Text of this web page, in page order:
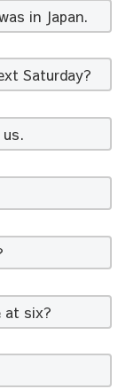
in Japan.
Saturday?
at six?